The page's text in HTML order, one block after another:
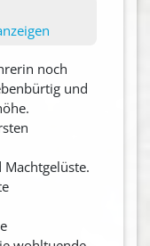
noch
und
Machtgelüste.